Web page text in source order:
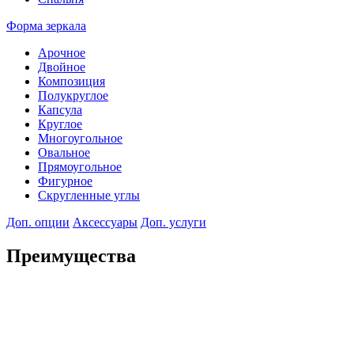
Форма зеркала
Арочное
Двойное
Композиция
Полукруглое
Капсула
Круглое
Многоугольное
Овальное
Прямоугольное
Фигурное
Скругленные углы
Доп. опции Аксессуары Доп. услуги
Преимущества